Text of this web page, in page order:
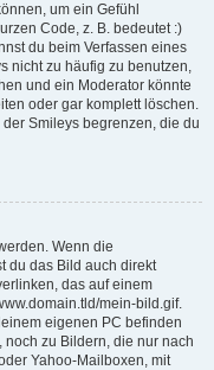
um ein Gefühl
Code, z. B. bedeutet :)
du beim Verfassen eines
nicht zu häufig zu benutzen,
und ein Moderator könnte
oder gar komplett löschen.
Smileys begrenzen, die du
Wenn die
du das Bild auch direkt
das auf einem
mein-bild.gif.
eigenen PC befinden
zu Bildern, die nur nach
Yahoo-Mailboxen, mit